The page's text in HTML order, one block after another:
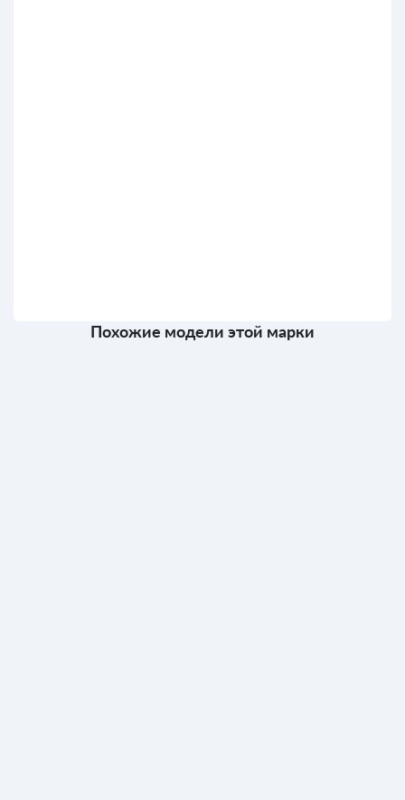
Похожие модели этой марки